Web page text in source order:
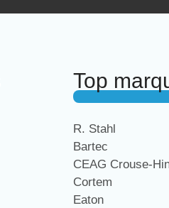
Top
R. Stahl
Bartec
CEAG Crouse-
Cortem
Eaton